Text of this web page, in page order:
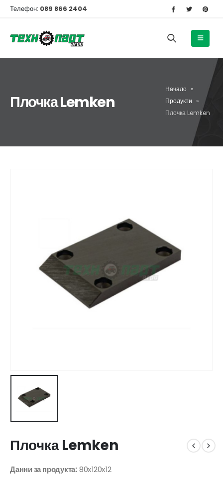
Телефон: 089 866 2404
Плочка Lemken
Начало »
Продукти »
Плочка Lemken
Плочка Lemken
Данни за продукта:80х120х12